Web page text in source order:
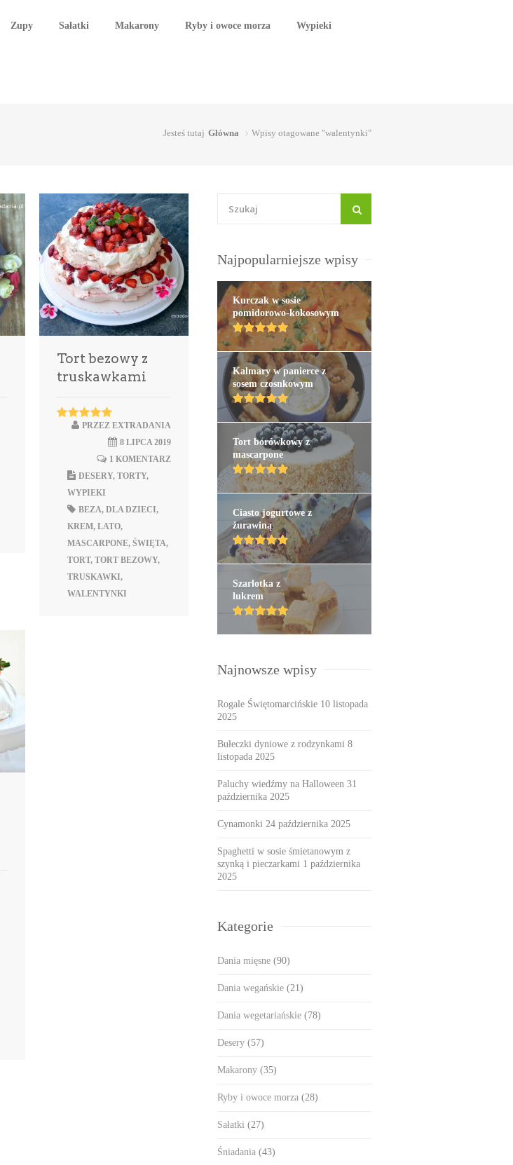
Zupy Sałatki Makarony Ryby i owoce morza Wypieki
Jesteś tutaj Główna Wpisy otagowane "walentynki"
Tort bezowy z
truskawkami
PRZEZ EXTRADANIA
8 LIPCA 2019
1 KOMENTARZ
DESERY, TORTY,
WYPIEKI
BEZA, DLA DZIECI,
KREM, LATO,
MASCARPONE, ŚWIĘTA,
TORT, TORT BEZOWY,
TRUSKAWKI,
WALENTYNKI
Najpopularniejsze wpisy
Kurczak w sosie
pomidorowo-kokosowym
Kalmary w panierce z
sosem czosnkowym
Tort borówkowy z
mascarpone
Ciasto jogurtowe z
żurawiną
Szarlotka z
lukrem
Najnowsze wpisy
Rogale Świętomarcińskie 10 listopada
2025
Bułeczki dyniowe z rodzynkami 8
listopada 2025
Paluchy wiedźmy na Halloween 31
października 2025
Cynamonki 24 października 2025
Spaghetti w sosie śmietanowym z
szynką i pieczarkami 1 października
2025
Kategorie
Dania mięsne (90)
Dania wegańskie (21)
Dania wegetariańskie (78)
Desery (57)
Makarony (35)
Ryby i owoce morza (28)
Sałatki (27)
Śniadania (43)